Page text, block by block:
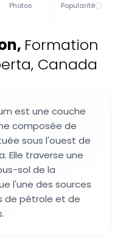
Photos Popularité
, Formation
Canada
est une couche
composée de
sous l'ouest de
Elle traverse une
sol de la
l'une des sources
de pétrole et de